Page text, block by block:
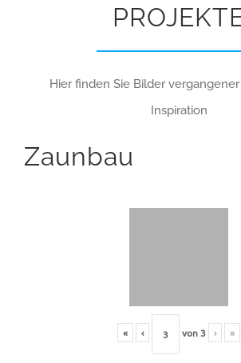
Hier finden Sie Bilder
Inspiration
Zaunbau
« ‹ von3 › »